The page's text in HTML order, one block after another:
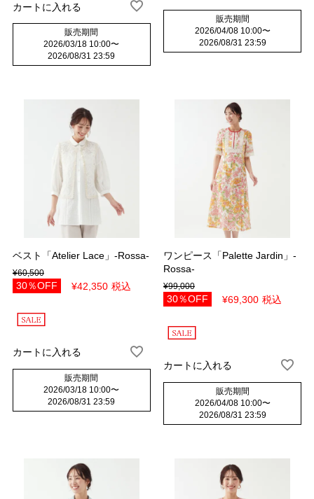
カートに入れる
販売期間
2026/03/18 10:00〜
2026/08/31 23:59
販売期間
2026/04/08 10:00〜
2026/08/31 23:59
ベスト「Atelier Lace」-Rossa-
¥60,500
30％OFF ¥42,350 税込
カートに入れる
販売期間
2026/03/18 10:00〜
2026/08/31 23:59
ワンピース「Palette Jardin」-
Rossa-
¥99,000
30％OFF ¥69,300 税込
カートに入れる
販売期間
2026/04/08 10:00〜
2026/08/31 23:59